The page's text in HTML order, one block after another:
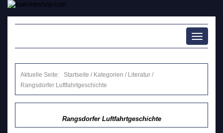
Toggle
Aktuelle Seite: Startseite / Kategorien / Literatur /
Rangsdorfer Luftfahrtgeschichte
Rangsdorfer Luftfahrtgeschichte